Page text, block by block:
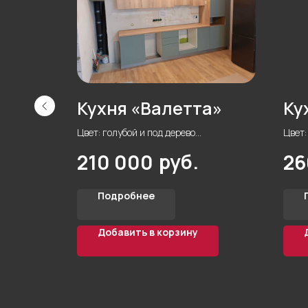
Кухня «Валетта»
Цвет: голубой и под дерево
Материал фасада: пленка и ЛДСП
Материал корпуса: ЛДСП Egger 16 мм
Стиль: нео классика
Фурнитура: HETTICH
210 000 руб.
Подробнее
Добавить в корзину